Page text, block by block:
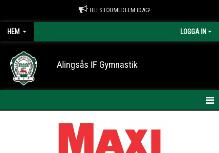
BLI STÖDMEDLEM IDAG!
HEM LOGGA IN
Alingsås IF Gymnastik